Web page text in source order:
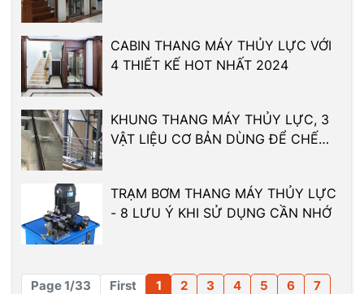
CABIN THANG MÁY THỦY LỰC VỚI
4 THIẾT KẾ HOT NHẤT 2024
KHUNG THANG MÁY THỦY LỰC, 3
VẬT LIỆU CƠ BẢN DÙNG ĐỂ CHẾ
TRẠM BƠM THANG MÁY THỦY LỰC
- 8 LƯU Ý KHI SỬ DỤNG CẦN NHỚ
Page 1/33 First 1 2 3 4 5 6
7